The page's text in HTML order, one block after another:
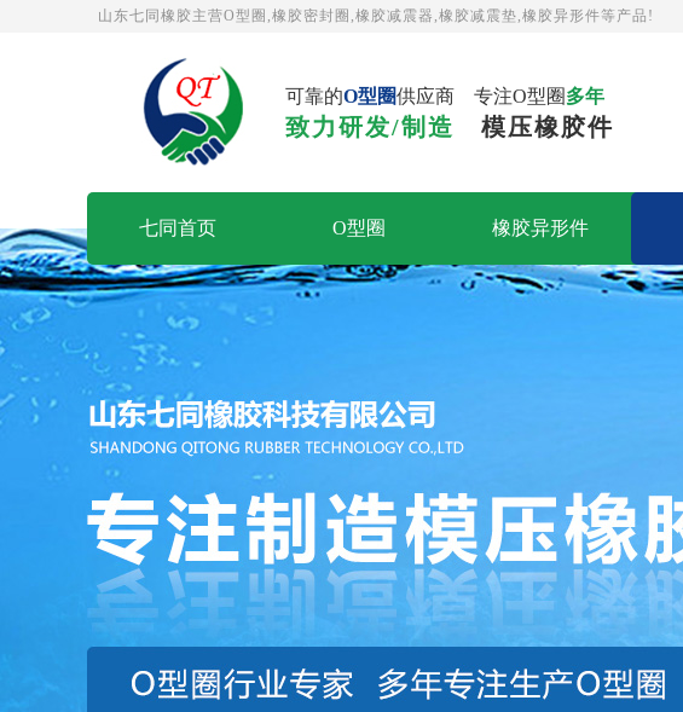
山东七同橡胶主营O型圈,橡胶密封圈,橡胶减震器,橡胶减震垫,橡胶异形件等产品!
可靠的O型圈供应商 专注O型圈多年
致力研发/制造 模压橡胶件
七同首页 O型圈 橡胶异形件